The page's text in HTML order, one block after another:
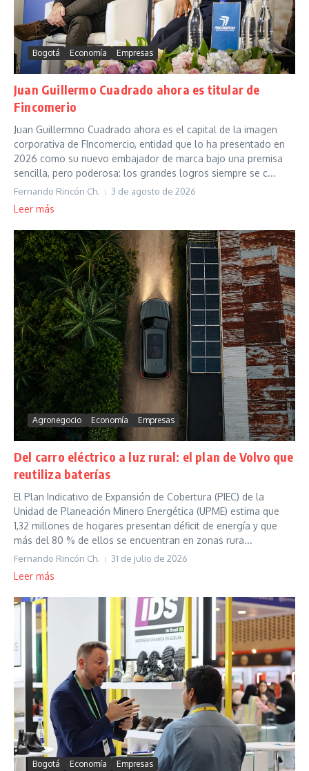
Bogotá Economía Empresas
Juan Guillermo Cuadrado ahora es titular de
Fincomerio
Juan Guillermno Cuadrado ahora es el capital de la imagen
corporativa de FIncomercio, entidad que lo ha presentado en
2026 como su nuevo embajador de marca bajo una premisa
sencilla, pero poderosa: los grandes logros siempre se c...
Fernando Rincón Ch. 3 de agosto de 2026
Leer más
Agronegocio Economía Empresas
Del carro eléctrico a luz rural: el plan de Volvo que
reutiliza baterías
El Plan Indicativo de Expansión de Cobertura (PIEC) de la
Unidad de Planeación Minero Energética (UPME) estima que
1,32 millones de hogares presentan déficit de energía y que
más del 80 % de ellos se encuentran en zonas rura...
Fernando Rincón Ch. 31 de julio de 2026
Leer más
Bogotá Economía Empresas